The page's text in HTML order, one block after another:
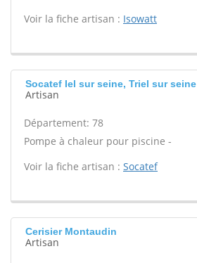
Voir la fiche artisan : Isowatt
Socatef Iel sur seine, Triel sur seine
Artisan
Département: 78
Pompe à chaleur pour piscine -
Voir la fiche artisan : Socatef
Cerisier Montaudin
Artisan